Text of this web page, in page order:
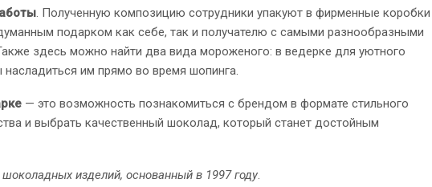
. Полученную композицию сотрудники упакуют в фирменные коробки
подарком как себе, так и получателю с самыми разнообразными
здесь можно найти два вида мороженого: в ведерке для уютного
им прямо во время шопинга.
— это возможность познакомиться с брендом в формате стильного
и выбрать качественный шоколад, который станет достойным
изделий, основанный в 1997 году.